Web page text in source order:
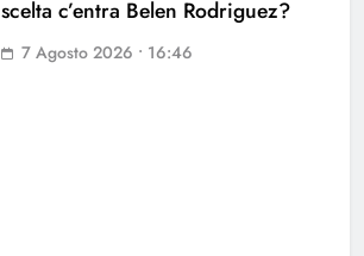
scelta c’entra Belen Rodriguez?
7 Agosto 2026 • 16:46